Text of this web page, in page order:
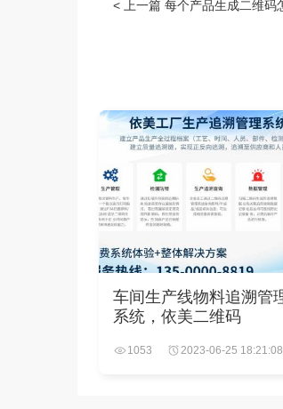
< 上一篇 每个产品生成二维码怎么
车间生产线物料追溯管
系统，依美二维码
1053 2023-06-25 18:21:08